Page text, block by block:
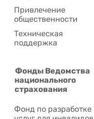
Привлечение
общественности
Техническая
поддержка
Фонды Ведомства
национального
страхования
Фонд по разработке